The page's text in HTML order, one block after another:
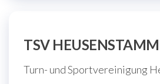
TSV
Turn- und Sportvereinigung